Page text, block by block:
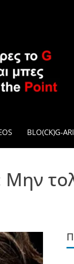
BLO(CK)G-